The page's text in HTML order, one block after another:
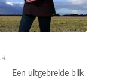
4
Een uitgebreide blik